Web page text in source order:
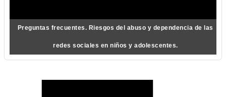
Preguntas frecuentes. Riesgos del abuso y dependencia de las
redes sociales en niños y adolescentes.